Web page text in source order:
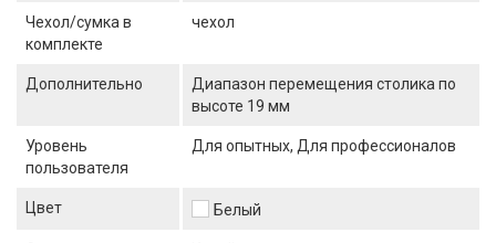
Чехол/сумка в
комплекте
чехол
Дополнительно
Диапазон перемещения столика по
высоте 19 мм
Уровень
пользователя
Для опытных, Для профессионалов
Цвет Белый